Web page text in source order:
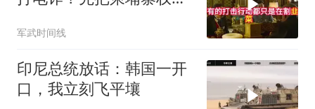
军武时间线
印尼总统放话：韩国一开
口，我立刻飞平壤